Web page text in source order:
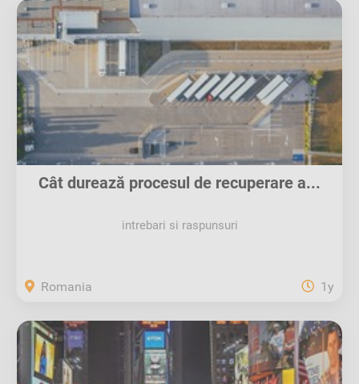
Cât durează procesul de recuperare a...
intrebari si raspunsuri
Romania 1y